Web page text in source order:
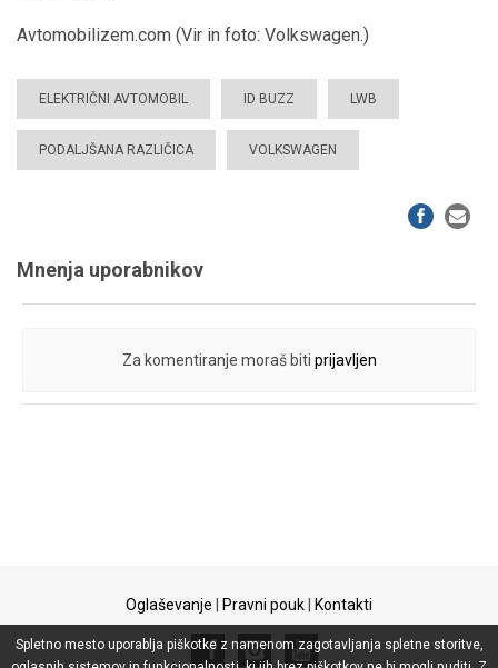
Avtomobilizem.com (Vir in foto: Volkswagen.)
ELEKTRIČNI AVTOMOBIL ID BUZZ LWB
PODALJŠANA RAZLIČICA VOLKSWAGEN
Mnenja uporabnikov
Za komentiranje moraš biti prijavljen
Oglaševanje Pravni pouk Kontakti
Spletno mesto uporablja piškotke z namenom zagotavljanja spletne storitve,